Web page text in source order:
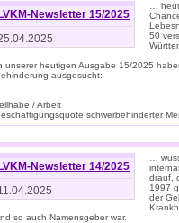
LVKM-Newsletter 15/2025
…
50
unserer heutigen Ausgabe 15/2025
ausgesucht:
/ Arbeit
schwerbehinderter
LVKM-Newsletter 14/2025
…
drauf,
1997
der
so auch Namensgeber war.